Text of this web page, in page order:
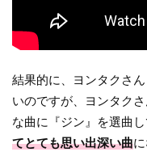
結果的に、ヨンタクさ
いのですが、ヨンタク
な曲に『ジン』を選曲
てとても思い出深い曲